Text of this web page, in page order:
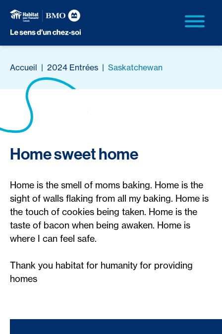
Accueil | 2024 Entrées | Saskatchewan
Home sweet home
Home is the smell of moms baking. Home is the
sight of walls flaking from all my baking. Home is
the touch of cookies being taken. Home is the
taste of bacon when being awaken. Home is
where I can feel safe.
Thank you habitat for humanity for providing
homes